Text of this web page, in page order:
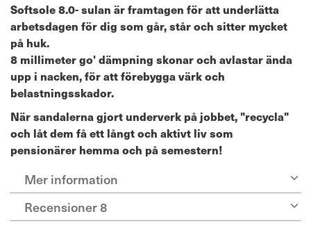
Softsole 8.0- sulan är framtagen för att underlätta
arbetsdagen för dig som går, står och sitter mycket
på huk.
8 millimeter go' dämpning skonar och avlastar ända
upp i nacken, för att förebygga värk och
belastningsskador.
När sandalerna gjort underverk på jobbet, "recycla"
och låt dem få ett långt och aktivt liv som
pensionärer hemma och på semestern!
Mer information
Recensioner8